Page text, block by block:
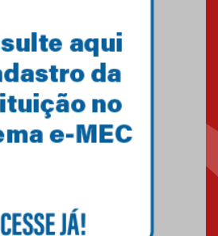
Universidade Mackenzie
realizará nova edição da Feira
EducationUSA
sistemas solares residenciais
04.08.2026